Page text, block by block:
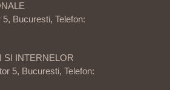
Bucuresti, Telefon:
SI INTERNELOR
5, Bucuresti, Telefon: